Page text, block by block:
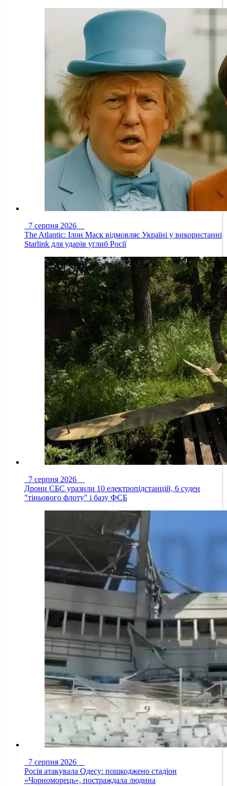
7 серпня 2026
The Atlantic: Ілон Маск відмовляє Україні у використанні
Starlink для ударів углиб Росії
7 серпня 2026
Дрони СБС уразили 10 електропідстанцій, 6 суден
"тіньового флоту" і базу ФСБ
7 серпня 2026
Росія атакувала Одесу: пошкоджено стадіон
«Чорноморець», постраждала людина